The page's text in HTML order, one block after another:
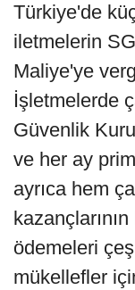
Türkiye'de
iletmelerin
Maliye'ye
İşletmelerde
Güvenlik
ve her ay
ayrıca hem
ödemeleri
mükellefler